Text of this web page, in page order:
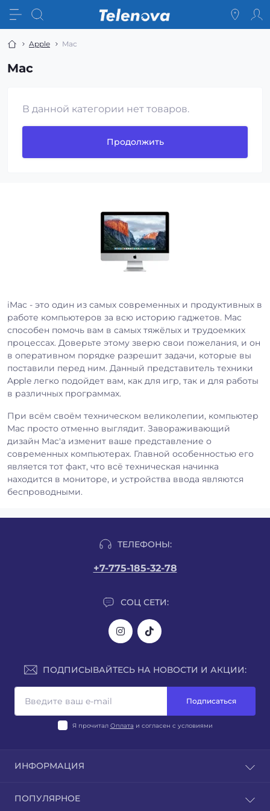
Apple Mac
Mac
В данной категории нет товаров.
Продолжить
iMac - это один из самых современных и продуктивных в
работе компьютеров за всю историю гаджетов. Mac
способен помочь вам в самых тяжёлых и трудоемких
процессах. Доверьте этому зверю свои пожелания, и он
в оперативном порядке разрешит задачи, которые вы
поставили перед ним. Данный представитель техники
Apple легко подойдет вам, как для игр, так и для работы
в различных программах.
При всём своём техническом великолепии, компьютер
Mac просто отменно выглядит. Завораживающий
дизайн Mac'а изменит ваше представление о
современных компьютерах. Главной особенностью его
является тот факт, что всё техническая начинка
находится в мониторе, и устройства ввода являются
беспроводными.
ТЕЛЕФОНЫ:
+7-775-185-32-78
СОЦ СЕТИ:
ПОДПИСЫВАЙТЕСЬ НА НОВОСТИ И АКЦИИ:
Подписаться
Я прочитал Оплата и согласен с условиями
ИНФОРМАЦИЯ
Отзывы
ПОПУЛЯРНОЕ